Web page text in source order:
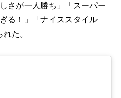
さが一人勝ち」「スーパー
る！」「ナイススタイル
た。